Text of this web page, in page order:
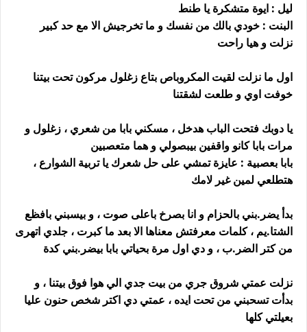
ليل : ايوة متشكرة يا طنط
البنت : خودي بالك من نفسك و ما تخرجيش الا مع حد كبير
نزلت و هيا راحت
اول ما نزلت لقيت المكروباص بتاع زغلول مركون تحت بيتنا
خوفت اوي و طلعت لشقتنا
يا دوبك فتحت الباب هدخل ، مسكني بابا من شعري ، زغلول و
مرات بابا كانو واقفين بيبصولي و هما متعصبين
بابا بعصبية : عايزة تمشي على حل شعرك يا تربية الشوارع ،
هتطلعي لمين غير لامك
بدأ يضر.بني بالحزام و انا بصرخ باعلى صوت ، و بيسبني بافظع
الشتا.يم ، كلمات معرفتش معناها الا بعد ما كبرت ، جلدي اتهرى
من كتر الضر.ب ، و دي اول مرة بحياتي بابا بيضر.بني كدة
نزلت عمتي شروق جري من بيت جدي الي هوا فوق بيتنا ، و
بدأت تسحبني من تحت ايده ، عمتي دي اكتر شخص حنون عليا
بعيلتي كلها